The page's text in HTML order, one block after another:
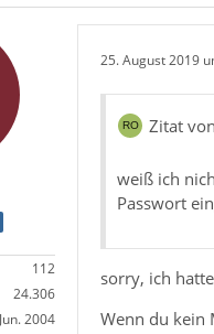
112
24.306
2004
25. August 2019
Zitat
weiß ich
Passwort
sorry, ich
Wenn du kein